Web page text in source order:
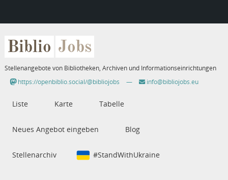
Biblio Jobs
Stellenangebote von Bibliotheken, Archiven und Informationseinrichtungen
https://openbiblio.social/@bibliojobs
— info@bibliojobs.eu
Liste Karte Tabelle
Neues Angebot eingeben Blog
Stellenarchiv #StandWithUkraine